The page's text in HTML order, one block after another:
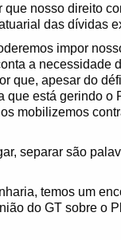
nosso direito
das dívidas
impor
a necessidade
que, apesar do
que está gerindo o
mobilizemos
separar são
temos um
do GT sobre o